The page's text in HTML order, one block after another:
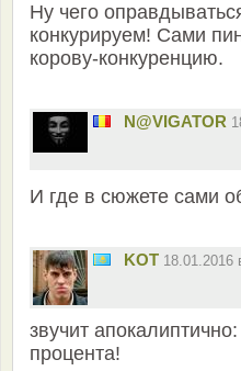
Ну чего
конкурируем! Сами
корову-конкуренцию.
N@VIGATOR
И где в сюжете сами
KOT 18.01.2016
звучит
процента!